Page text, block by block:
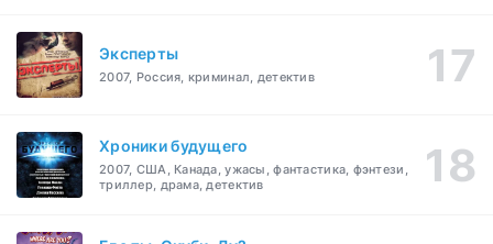
Эксперты
2007, Россия, криминал, детектив
Хроники будущего
2007, США, Канада, ужасы, фантастика, фэнтези,
триллер, драма, детектив